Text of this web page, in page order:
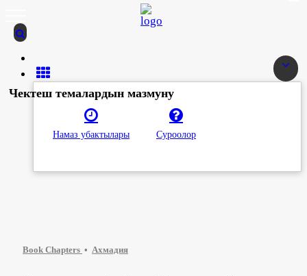
Намаз убактылары Суроолор
Чектеш темалардын мазмуну
Book Chapters Ахмадия